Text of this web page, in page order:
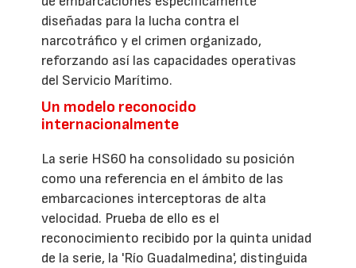
diseñadas para la lucha contra el
narcotráfico y el crimen organizado,
reforzando así las capacidades operativas
del Servicio Marítimo.
Un modelo reconocido
internacionalmente
La serie HS60 ha consolidado su posición
como una referencia en el ámbito de las
embarcaciones interceptoras de alta
velocidad. Prueba de ello es el
reconocimiento recibido por la quinta unidad
de la serie, la 'Río Guadalmedina', distinguida